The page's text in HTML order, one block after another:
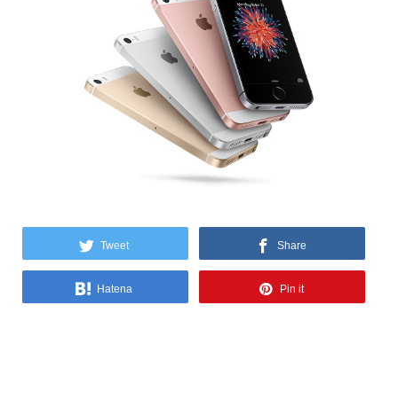
Tweet Share
Hatena Pin it